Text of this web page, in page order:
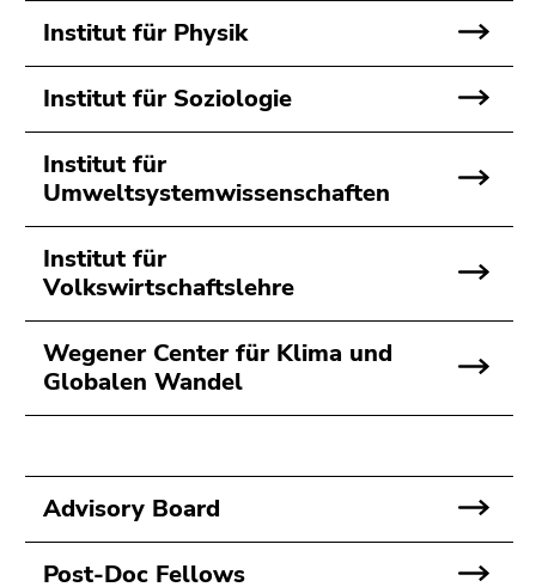
Institut für Physik
Institut für Soziologie
Institut für
Umweltsystemwissenschaften
Institut für
Volkswirtschaftslehre
Wegener Center für Klima und
Globalen Wandel
Advisory Board
Post-Doc Fellows